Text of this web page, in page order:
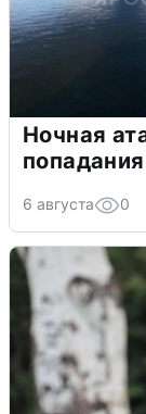
Ночная
6 августа 0